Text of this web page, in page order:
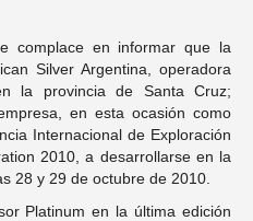
complace en informar que la
Silver Argentina, operadora
la provincia de Santa Cruz;
en esta ocasión como
Internacional de Exploración
2010, a desarrollarse en la
28 y 29 de octubre de 2010.
Platinum en la última edición